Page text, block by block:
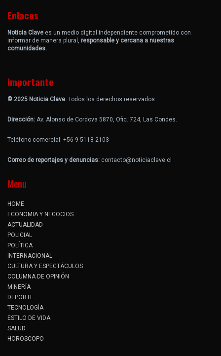
Enlaces
Noticia Clave es un medio digital independiente comprometido con
informar de manera plural, responsable y cercana a nuestras
comunidades.
Importante
© 2025 Noticia Clave. Todos los derechos reservados.
Dirección: Av. Alonso de Cordova 5870, Ofic. 724, Las Condes.
Teléfono comercial: +56 9 5118 2103
Correo de reportajes y denuncias: contacto@noticiaclave.cl
Menu
HOME
ECONOMIA Y NEGOCIOS
ACTUALIDAD
POLICIAL
POLÍTICA
INTERNACIONAL
CULTURA Y ESPECTÁCULOS
COLUMNA DE OPINIÓN
MINERÍA
DEPORTE
TECNOLOGÍA
ESTILO DE VIDA
SALUD
HOROSCOPO